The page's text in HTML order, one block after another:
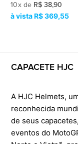
10x de R$ 38,90
R$ 369,55
CAPACETE HJC
A HJC Helmets,
reconhecida
de seus
eventos do